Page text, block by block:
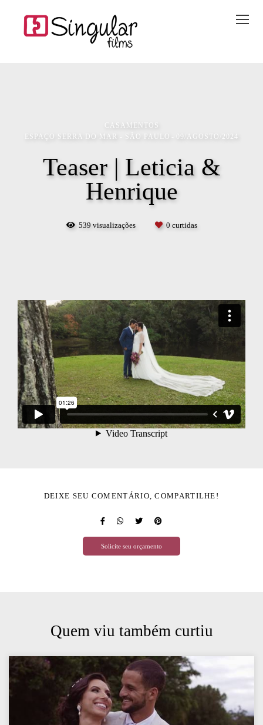
CASAMENTOS
ESPAÇO SERRA DO MAR - SÃO PAULO
09/AGOSTO/2024
Teaser | Leticia &
Henrique
539 visualizações 0 curtidas
DEIXE SEU COMENTÁRIO, COMPARTILHE!
Solicite seu orçamento
Quem viu também curtiu